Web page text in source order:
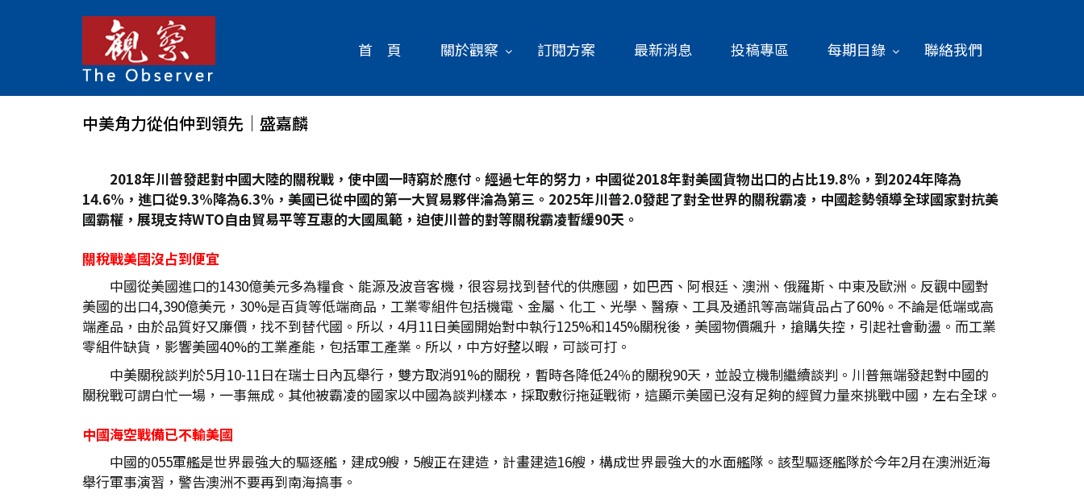
首 頁 關於觀察 訂閱方案 最新消息 投稿專區 每期目錄 聯絡我們
中美角力從伯仲到領先│盛嘉麟
2018年川普發起對中國大陸的關稅戰，使中國一時窮於應付。經過七年的努力，中國從2018年對美國貨物出口的占比19.8% ，到2024年降為
14.6% ，進口從9.3%降為6.3% ，美國已從中國的第一大貿易夥伴淪為第三。2025年川普2.0發起了對全世界的關稅霸凌，中國趁勢領導全球國家對抗美
國霸權，展現支持WTO自由貿易平等互惠的大國風範，迫使川普的對等關稅霸凌暫緩90天。
關稅戰美國沒占到便宜
中國從美國進口的1430億美元多為糧食、能源及波音客機，很容易找到替代的供應國，如巴西、阿根廷、澳洲、俄羅斯、中東及歐洲。反觀中國對
美國的出口4,390億美元，30%是百貨等低端商品，工業零組件包括機電、金屬、化工、光學、醫療、工具及通訊等高端貨品占了60%。不論是低端或高
端產品，由於品質好又廉價，找不到替代國。所以，4月11日美國開始對中執行125%和145%關稅後，美國物價飆升，搶購失控，引起社會動盪。而工業
零組件缺貨，影響美國40%的工業產能，包括軍工產業。所以，中方好整以暇，可談可打。
中美關稅談判於5月10-11日在瑞士日內瓦舉行，雙方取消91%的關稅，暫時各降低24％的關稅90天，並設立機制繼續談判。川普無端發起對中國的
關稅戰可謂白忙一場，一事無成。其他被霸凌的國家以中國為談判樣本，採取敷衍拖延戰術，這顯示美國已沒有足夠的經貿力量來挑戰中國，左右全球。
中國海空戰備已不輸美國
中國的055軍艦是世界最強大的驅逐艦，建成9艘，5艘正在建造，計畫建造16艘，構成世界最強大的水面艦隊。該型驅逐艦隊於今年2月在澳洲近海
舉行軍事演習，警告澳洲不要再到南海搞事。